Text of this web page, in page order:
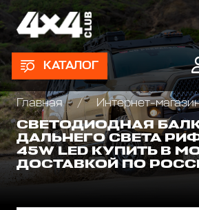
КАТАЛОГ
Главная Интернет-
СВЕТОДИОДНАЯ
ДАЛЬНЕГО СВЕТА
45W LED КУПИТЬ В
ДОСТАВКОЙ ПО